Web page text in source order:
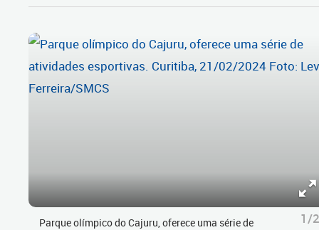
Parque olímpico do Cajuru, oferece uma série de
1/